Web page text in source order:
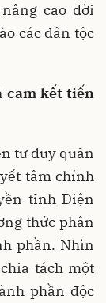
cao đời
các dân tộc
cam kết tiến
tư duy quản
tâm chính
tỉnh Điện
thức phân
phần. Nhìn
tách một
phần độc